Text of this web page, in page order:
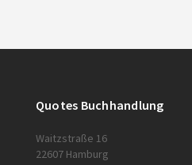
Quotes Buchhandlung
Waitzstraße 16
22607 Hamburg